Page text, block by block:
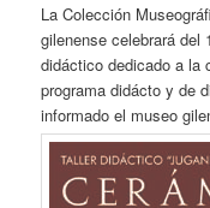
La Colección
gilenense celebrará del
didáctico dedicado a la
programa didácto y de
informado el museo